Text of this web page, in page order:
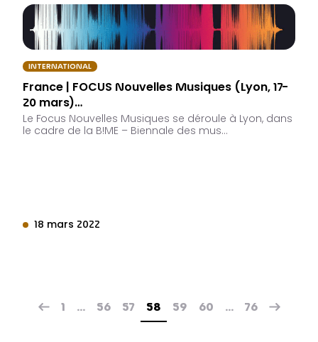
INTERNATIONAL
France | FOCUS Nouvelles Musiques (Lyon, 17-
20 mars)…
Le Focus Nouvelles Musiques se déroule à Lyon, dans
le cadre de la B!ME – Biennale des mus…
18 mars 2022
1 … 56 57 58 59 60 … 76